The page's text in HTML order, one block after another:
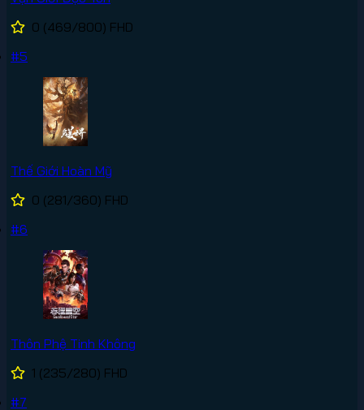
0 (469/800) FHD
#5
Thế Giới Hoàn Mỹ
0 (281/360) FHD
#6
Thôn Phệ Tinh Không
1 (235/280) FHD
#7